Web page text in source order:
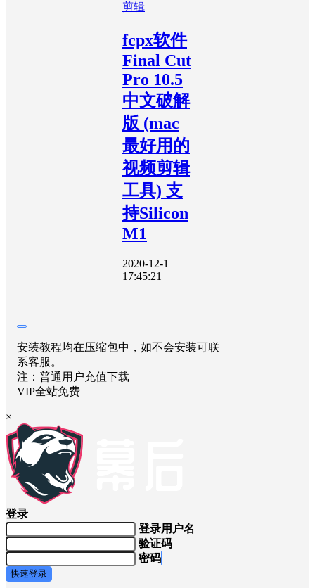
剪辑
fcpx软件
Final Cut
Pro 10.5
中文破解
版 (mac
最好用的
视频剪辑
工具) 支
持Silicon
M1
2020-12-1
17:45:21
安装教程均在压缩包中，如不会安装可联
系客服。
注：普通用户充值下载
VIP全站免费
×
登录
登录用户名
验证码
密码
快速登录